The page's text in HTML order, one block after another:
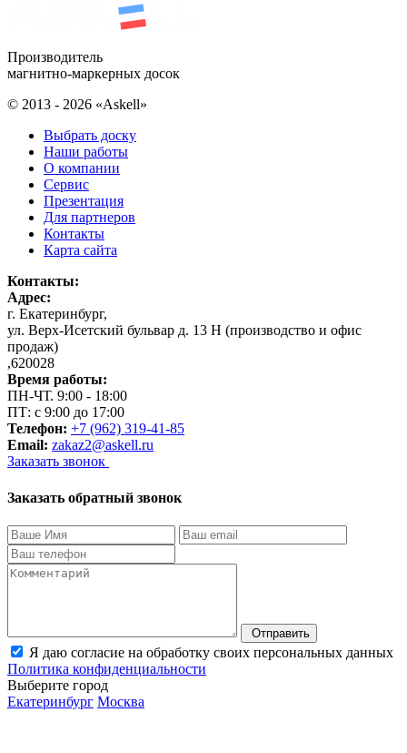
Производитель
магнитно-маркерных досок
© 2013 - 2026 «Askell»
Выбрать доску
Наши работы
О компании
Сервис
Презентация
Для партнеров
Контакты
Карта сайта
Контакты:
Адрес:
г. Екатеринбург,
ул. Верх-Исетский бульвар д. 13 Н (производство и офис
продаж)
,620028
Время работы:
ПН-ЧТ. 9:00 - 18:00
ПТ: с 9:00 до 17:00
Телефон: +7 (962) 319-41-85
Email: zakaz2@askell.ru
Заказать звонок
Заказать обратный звонок
Отправить
Я даю согласие на обработку своих персональных данных
Политика конфиденциальности
Выберите город
Екатеринбург Москва